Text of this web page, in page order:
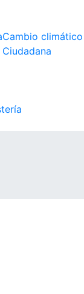
Cambio climático